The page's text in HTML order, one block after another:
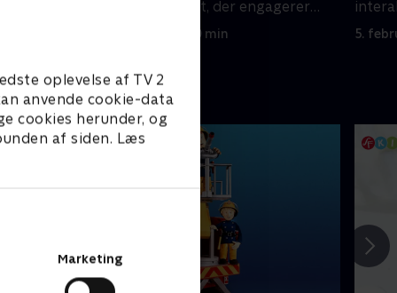
oplevelse af TV 2
anvende cookie-data
cookies herunder, og
af siden. Læs
Marketing
interaktivt format, der engagerer
5. februar 2025 • 10 min 5.